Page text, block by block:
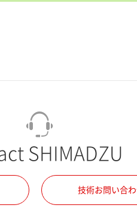
SHIMADZU
技術お問い合